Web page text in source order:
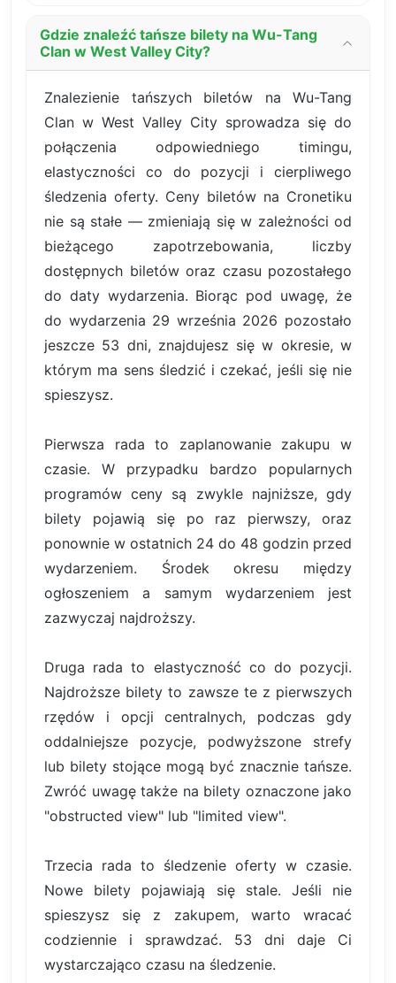
Gdzie znaleźć tańsze bilety na Wu-Tang
Clan w West Valley City?
Znalezienie tańszych biletów na Wu-Tang
Clan w West Valley City sprowadza się do
połączenia odpowiedniego timingu,
elastyczności co do pozycji i cierpliwego
śledzenia oferty. Ceny biletów na Cronetiku
nie są stałe — zmieniają się w zależności od
bieżącego zapotrzebowania, liczby
dostępnych biletów oraz czasu pozostałego
do daty wydarzenia. Biorąc pod uwagę, że
do wydarzenia 29 września 2026 pozostało
jeszcze 53 dni, znajdujesz się w okresie, w
którym ma sens śledzić i czekać, jeśli się nie
spieszysz.
Pierwsza rada to zaplanowanie zakupu w
czasie. W przypadku bardzo popularnych
programów ceny są zwykle najniższe, gdy
bilety pojawią się po raz pierwszy, oraz
ponownie w ostatnich 24 do 48 godzin przed
wydarzeniem. Środek okresu między
ogłoszeniem a samym wydarzeniem jest
zazwyczaj najdroższy.
Druga rada to elastyczność co do pozycji.
Najdroższe bilety to zawsze te z pierwszych
rzędów i opcji centralnych, podczas gdy
oddalniejsze pozycje, podwyższone strefy
lub bilety stojące mogą być znacznie tańsze.
Zwróć uwagę także na bilety oznaczone jako
"obstructed view" lub "limited view".
Trzecia rada to śledzenie oferty w czasie.
Nowe bilety pojawiają się stale. Jeśli nie
spieszysz się z zakupem, warto wracać
codziennie i sprawdzać. 53 dni daje Ci
wystarczająco czasu na śledzenie.